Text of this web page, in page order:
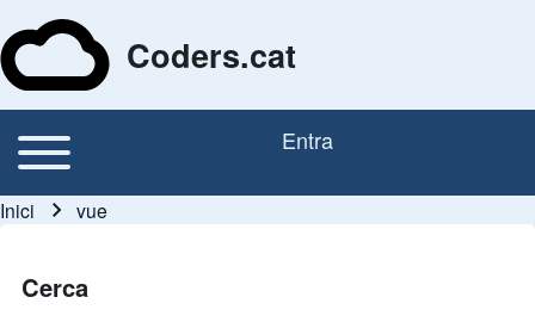
Coders.cat
Navegació principal
Toggle main menu Menú del compte
Entra
Fil d'ariadna
Inici vue
Cerca